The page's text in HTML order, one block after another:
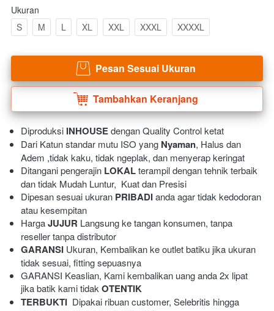
Ukuran
S
M L XL XXL XXXL XXXXL
` Pesan Sesuai Ukuran
` Tambahkan Keranjang
Diproduksi INHOUSE dengan Quality Control ketat
Dari Katun standar mutu ISO yang Nyaman, Halus dan
Adem ,tidak kaku, tidak ngeplak, dan menyerap keringat
Ditangani pengerajin LOKAL terampil dengan tehnik terbaik
dan tidak Mudah Luntur,  Kuat dan Presisi
Dipesan sesuai ukuran PRIBADI anda agar tidak kedodoran
atau kesempitan
Harga JUJUR Langsung ke tangan konsumen, tanpa
reseller tanpa distributor
GARANSI Ukuran, Kembalikan ke outlet batiku jika ukuran
tidak sesuai, fitting sepuasnya
GARANSI Keaslian, Kami kembalikan uang anda 2x lipat
jika batik kami tidak OTENTIK
TERBUKTI
  Dipakai ribuan customer, Selebritis hingga